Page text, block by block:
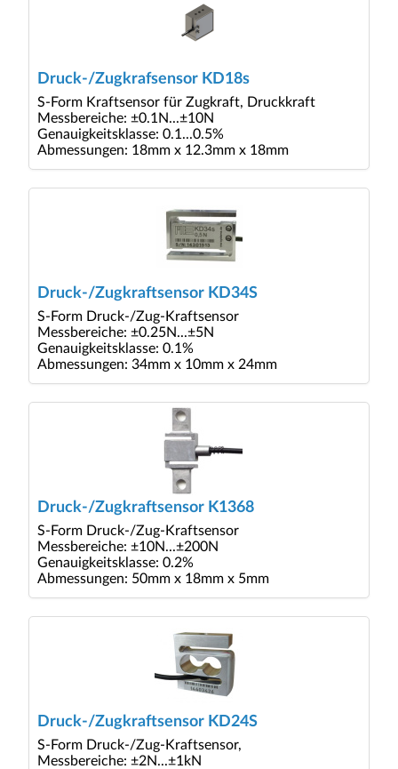
Druck-/Zugkrafsensor KD18s
S-Form Kraftsensor für Zugkraft, Druckkraft
Messbereiche: ±0.1N...±10N
Genauigkeitsklasse: 0.1...0.5%
Abmessungen: 18mm x 12.3mm x 18mm
Druck-/Zugkraftsensor KD34S
S-Form Druck-/Zug-Kraftsensor
Messbereiche: ±0.25N...±5N
Genauigkeitsklasse: 0.1%
Abmessungen: 34mm x 10mm x 24mm
Druck-/Zugkraftsensor K1368
S-Form Druck-/Zug-Kraftsensor
Messbereiche: ±10N...±200N
Genauigkeitsklasse: 0.2%
Abmessungen: 50mm x 18mm x 5mm
Druck-/Zugkraftsensor KD24S
S-Form Druck-/Zug-Kraftsensor,
Messbereiche: ±2N...±1kN